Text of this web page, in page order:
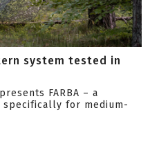
system tested in
FARBA – a
specifically for medium-